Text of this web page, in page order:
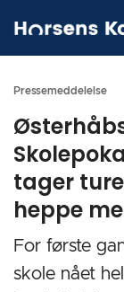
Pressemeddelelse
tager
heppe
For første
skole nået